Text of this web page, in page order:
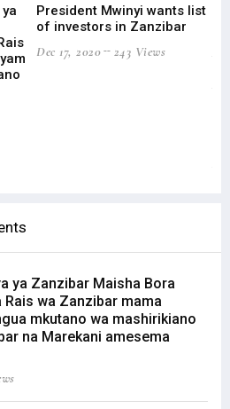
President Mwinyi wants list
of investors in Zanzibar
Dec 17, 2020
243 Views
ya Zanzibar Maisha Bora
wa Zanzibar mama
mkutano wa mashirikiano
na Marekani amesema